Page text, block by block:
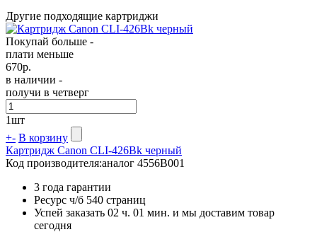
Другие подходящие картриджи
Покупай больше -
плати меньше
670р.
в наличии -
получи в четверг
1шт
+- В корзину
Картридж Canon CLI-426Bk черный
Код производителя:аналог 4556B001
3 года гарантии
Ресурс ч/б 540 страниц
Успей заказать 02 ч. 01 мин. и мы доставим товар
сегодня